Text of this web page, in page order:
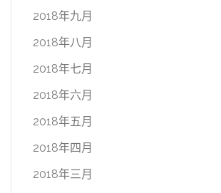
2018年九月
2018年八月
2018年七月
2018年六月
2018年五月
2018年四月
2018年三月